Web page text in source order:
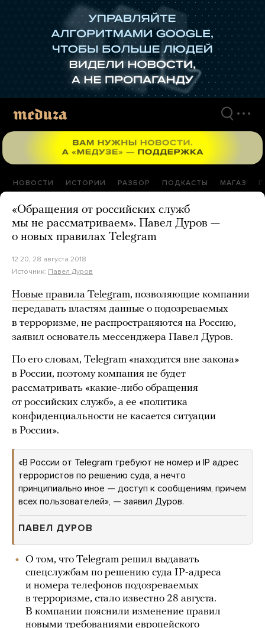
НОВОСТИ ИСТОРИИ РАЗБОР ПОДКАСТЫ МАГАЗ
«Обращения от российских служб
мы не рассматриваем». Павел Дуров —
о новых правилах Telegram
12:20, 28 августа 2018
Источник: Павел Дуров
Новые правила Telegram, позволяющие компании
передавать властям данные о подозреваемых
в терроризме, не распространяются на Россию,
заявил основатель мессенджера Павел Дуров.
По его словам, Telegram «находится вне закона»
в России, поэтому компания не будет
рассматривать «какие-либо обращения
от российских служб», а ее «политика
конфиденциальности не касается ситуации
в России».
«В России от Telegram требуют не номер и IP адрес
террористов по решению суда, а нечто
принципиально иное — доступ к сообщениям, причем
всех пользователей», — заявил Дуров.
ПАВЕЛ ДУРОВ
О том, что Telegram решил выдавать
спецслужбам по решению суда IP-адреса
и номера телефонов подозреваемых
в терроризме, стало известно 28 августа.
В компании пояснили изменение правил
новыми требованиями европейского